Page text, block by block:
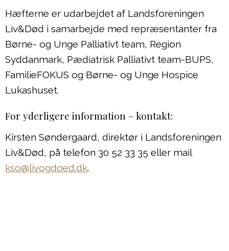
Hæfterne er udarbejdet af Landsforeningen
Liv&Død i samarbejde med repræsentanter fra
Børne- og Unge Palliativt team, Region
Syddanmark, Pædiatrisk Palliativt team-BUPS,
FamilieFOKUS og Børne- og Unge Hospice
Lukashuset.
For yderligere information – kontakt:
Kirsten Søndergaard, direktør i Landsforeningen
Liv&Død, på telefon 30 52 33 35 eller mail
kso@livogdoed.dk.